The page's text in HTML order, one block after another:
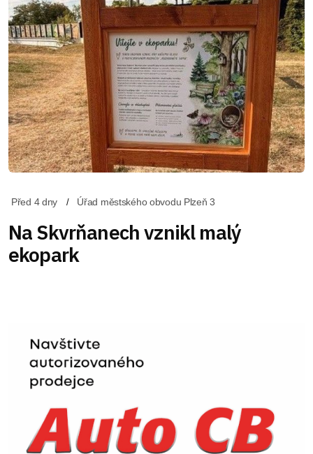
Před 4 dny Úřad městského obvodu Plzeň 3
Na Skvrňanech vznikl malý
ekopark